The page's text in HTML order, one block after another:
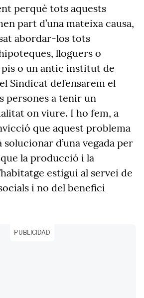
perquè tots aquests
part d’una mateixa causa,
abordar-los tots
lloguers o
o un antic institut de
Sindicat defensarem el
persones a tenir un
on viure. I ho fem, a
que aquest problema
d’una vegada per
la producció i la
estigui al servei de
i no del benefici
PUBLICIDAD